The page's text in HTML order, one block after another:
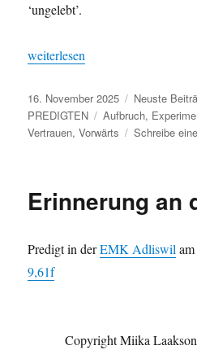
‘ungelebt’.
„Pro­bieren geht über Studieren“
weit­er­lesen
Veröffentlicht
am
16. November 2025 Kategorien
Neuste
PREDIGTEN
Schlagwörter
Aufbruch,
Vertrauen,Vorwärts Schreibe
Erinnerung an
Predigt in derEMK Adliswil
9,61f
Copy­right Miika